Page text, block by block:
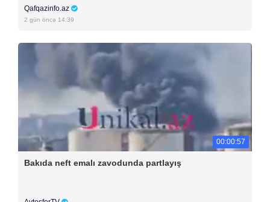
Qafqazinfo.az
2 gün öncə 14:39
00:00:57
Bakıda neft emalı zavodunda partlayış